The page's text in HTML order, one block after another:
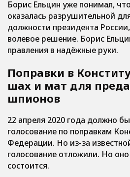
Борис Ельцин уже понимал,
оказалась разрушительной
должности президента
волевое решение. Борис
правления в надёжные руки.
Поправки в
шах и мат для
шпионов
22 апреля 2020 года должно
голосование по поправкам
Федерации. Но из-за
голосование отложили. Но
состоится.